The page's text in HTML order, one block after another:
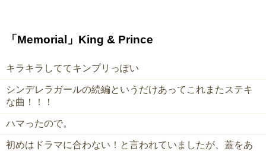
「Memorial」King & Prince
キラキラしててキンプリっぽい
シンデレラガールの続編というだけあってこれまたステキ
な曲！！！
ハマったので。
初めはドラマに合わない！と言われていましたが、蓋をあ